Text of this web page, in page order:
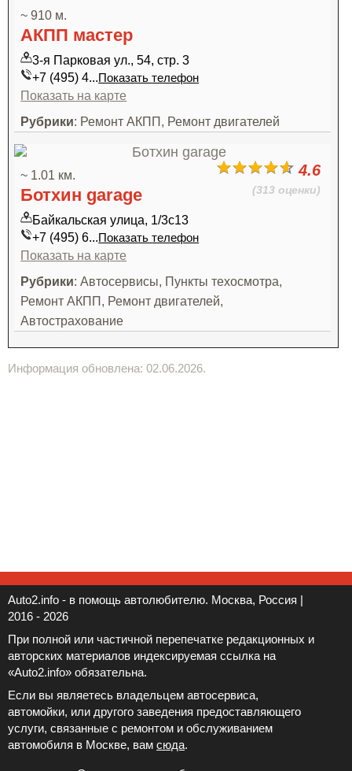
~ 910 м.
АКПП мастер
3-я Парковая ул., 54, стр. 3
+7 (495) 4...Показать телефон
Показать на карте
Рубрики: Ремонт АКПП, Ремонт двигателей
4.6
(313 оценки)
~ 1.01 км.
Ботхин garage
Байкальская улица, 1/3с13
+7 (495) 6...Показать телефон
Показать на карте
Рубрики: Автосервисы, Пункты техосмотра,
Ремонт АКПП, Ремонт двигателей,
Автострахование
Информация обновлена: 02.06.2026.
Auto2.info - в помощь автолюбителю. Москва, Россия |
2016 - 2026
При полной или частичной перепечатке редакционных и
авторских материалов индексируемая ссылка на
«Auto2.info» обязательна.
Если вы являетесь владельцем автосервиса,
автомойки, или другого заведения предоставляющего
услуги, связанные с ремонтом и обслуживанием
автомобиля в Москве, вам сюда.